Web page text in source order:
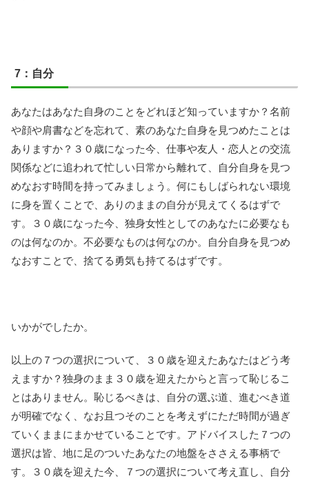
7：自分
あなたはあなた自身のことをどれほど知っていますか？名前
や顔や肩書などを忘れて、素のあなた自身を見つめたことは
ありますか？３０歳になった今、仕事や友人・恋人との交流
関係などに追われて忙しい日常から離れて、自分自身を見つ
めなおす時間を持ってみましょう。何にもしばられない環境
に身を置くことで、ありのままの自分が見えてくるはずで
す。３０歳になった今、独身女性としてのあなたに必要なも
のは何なのか。不必要なものは何なのか。自分自身を見つめ
なおすことで、捨てる勇気も持てるはずです。
いかがでしたか。
以上の７つの選択について、３０歳を迎えたあなたはどう考
えますか？独身のまま３０歳を迎えたからと言って恥じるこ
とはありません。恥じるべきは、自分の選ぶ道、進むべき道
が明確でなく、なお且つそのことを考えずにただ時間が過ぎ
ていくままにまかせていることです。アドバイスした７つの
選択は皆、地に足のついたあなたの地盤をささえる事柄で
す。３０歳を迎えた今、７つの選択について考え直し、自分